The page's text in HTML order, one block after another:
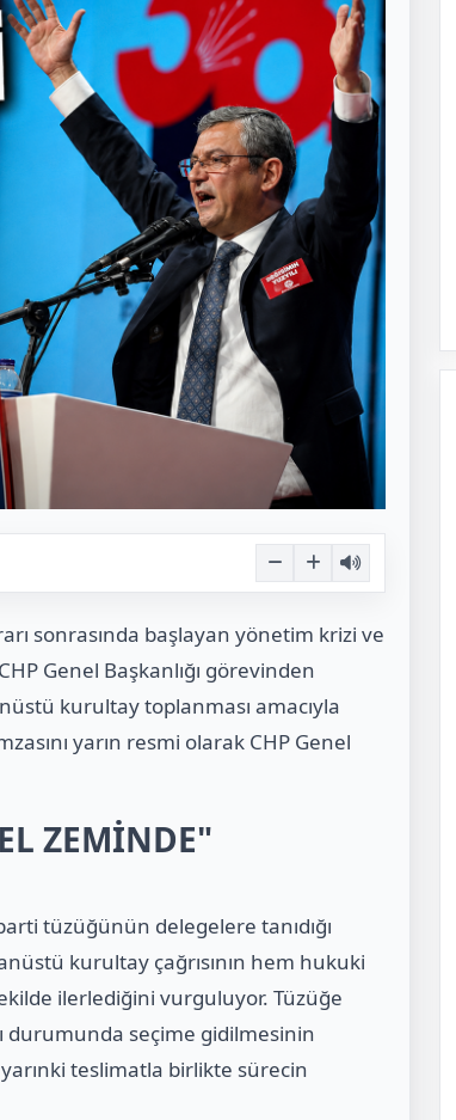
sonrasında başlayan yönetim krizi ve
Genel Başkanlığı görevinden
kurultay toplanması amacıyla
yarın resmi olarak CHP Genel
ZEMİNDE"
tüzüğünün delegelere tanıdığı
kurultay çağrısının hem hukuki
ilerlediğini vurguluyor. Tüzüğe
durumunda seçime gidilmesinin
teslimatla birlikte sürecin